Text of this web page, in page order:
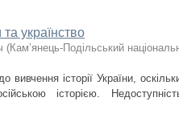
українство
(Кам’янець-Подільський
вивчення історії України,
історією.